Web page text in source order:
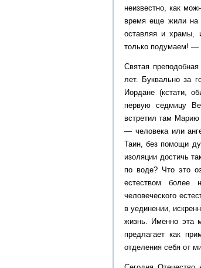
неизвестно, как
время еще жили на
оставляя и храмы,
только подумаем! —
Святая
лет. Буквально за
Иордане (кстати,
первую седмицу
встретил там Марию
— человека или
Таин, без помощи
изоляции достичь
по воде? Что это
естеством более
человеческого
в уединении,
жизнь. Именно эта
предлагает как
отделения себя от